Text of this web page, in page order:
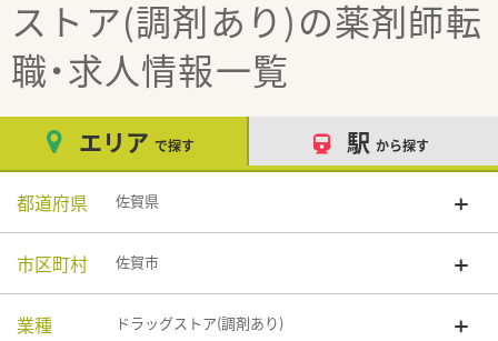
ストア(調剤あり)の薬剤師転
職・求人情報一覧
エリア で探す 駅 から探す
都道府県 佐賀県
市区町村 佐賀市
業種 ドラッグストア(調剤あり)